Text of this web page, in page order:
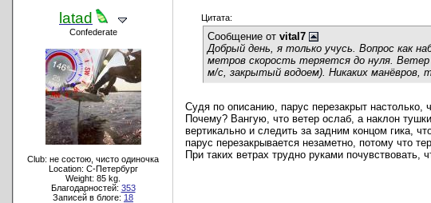
latad
Confederate
Club: не состою, чисто одиночка
Location: C-Петербург
Weight: 85 kg.
Благодарностей: 353
Записей в блоге: 18
Цитата:
Сообщение от vital7
Добрый день, я только учусь. Вопрос как
метров скорость теряется до нуля. Ветер
м/с, закрытый водоем). Никаких манёвров,
Судя по описанию, парус перезакрыт настолько,
Почему? Вангую, что ветер ослаб, а наклон
вертикально и следить за задним концом гика,
парус перезакрывается незаметно, потому что
При таких ветрах трудно руками почувствовать,